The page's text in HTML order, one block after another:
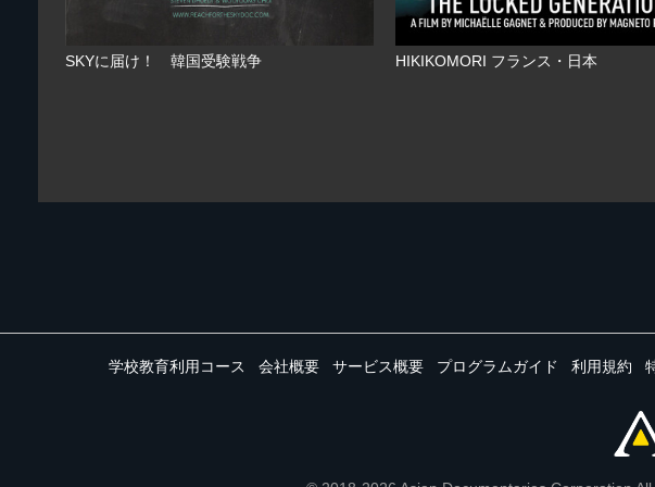
SKYに届け！ 韓国受験戦争 HIKIKOMORI フランス・日本
学校教育利用コース 会社概要 サービス概要 プログラムガイド 利用規約